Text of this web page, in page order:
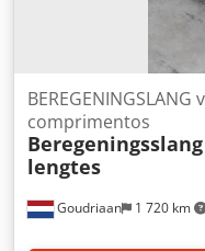
Goudriaan 1 720 km
BEREGENINGSLANG
comprimentos
lengtes